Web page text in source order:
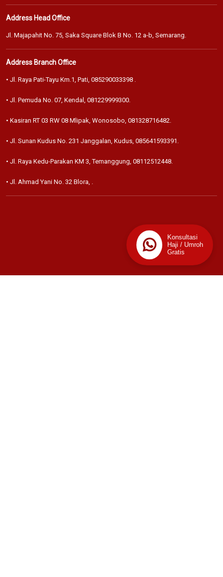
Address Head Office
Jl. Majapahit No. 75, Saka Square Blok B No. 12 a-b, Semarang.
Address Branch Office
• Jl. Raya Pati-Tayu Km.1, Pati, 085290033398 .
• Jl. Pemuda No. 07, Kendal, 081229999300.
• Kasiran RT 03 RW 08 Mlipak, Wonosobo, 081328716482.
• Jl. Sunan Kudus No. 231 Janggalan, Kudus, 085641593391 .
• Jl. Raya Kedu-Parakan KM 3, Temanggung, 08112512448.
• Jl. Ahmad Yani No. 32 Blora, .
Konsultasi
Haji / Umroh
Gratis